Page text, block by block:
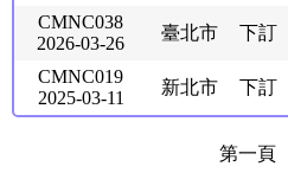
CMNC038
2026-03-26
臺北市 下訂
CMNC019
2025-03-11
新北市 下訂
第一頁